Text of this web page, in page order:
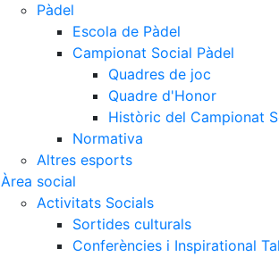
Pàdel
Escola de Pàdel
Campionat Social Pàdel
Quadres de joc
Quadre d'Honor
Històric del Campionat
Normativa
Altres esports
Àrea social
Activitats Socials
Sortides culturals
Conferències i Inspirational